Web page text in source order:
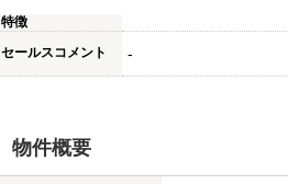
特徴
セールスコメント
-
物件概要